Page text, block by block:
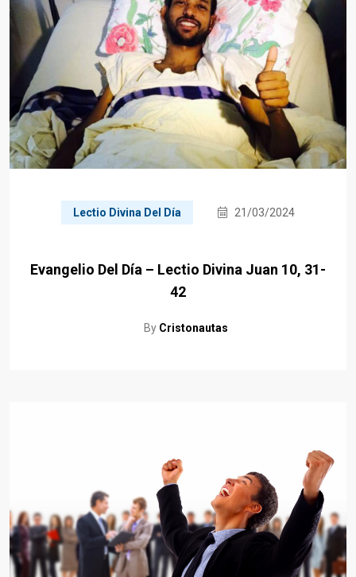
Lectio Divina Del Día 21/03/2024
Evangelio Del Día – Lectio Divina Juan 10, 31-
42
By Cristonautas